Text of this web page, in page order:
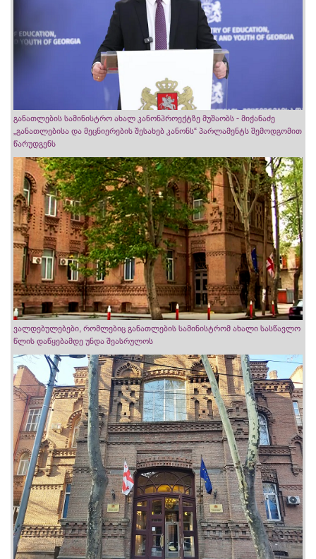
განათლების სამინისტრო ახალ კანონპროექტზე მუშაობს - მიქანაძე
„განათლებისა და მეცნიერების შესახებ კანონს“ პარლამენტს შემოდგომით
წარუდგენს
ვალდებულებები, რომლებიც განათლების სამინისტრომ ახალი სასწავლო
წლის დაწყებამდე უნდა შეასრულოს